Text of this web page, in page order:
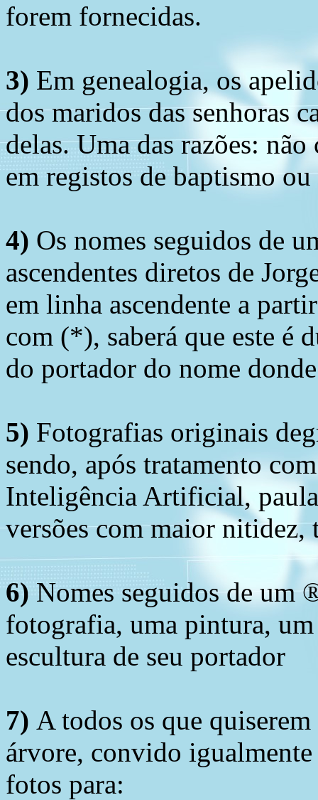
forem fornecidas.
3) Em genealogia, os
dos maridos das senhoras
delas. Uma das razões:
em registos de baptismo
4) Os nomes seguidos de
ascendentes diretos de
em linha ascendente a
com (*), saberá que este é
do portador do nome
5) Fotografias originais
sendo, após tratamento
Inteligência Artificial,
versões com maior nitidez,
6) Nomes seguidos de um
fotografia, uma pintura,
escultura de seu portador
7) A todos os que
árvore, convido
fotos para: